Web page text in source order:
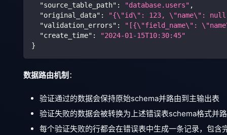
"source_table_path" : "database.users" ,
"original_data" :
"{\"id\": 123, \"name\":
"validation_errors" :
"[{\"field_name\":
"create_time" :
"2024-01-15T10:30:45"
}
数据路由机制 ：
验证通过的数据会保持原始schema并路由到主输出表
验证失败的数据会被转换为上述错误表schema格式并
每个验证失败的行都会在错误表中生成一条记录，包含